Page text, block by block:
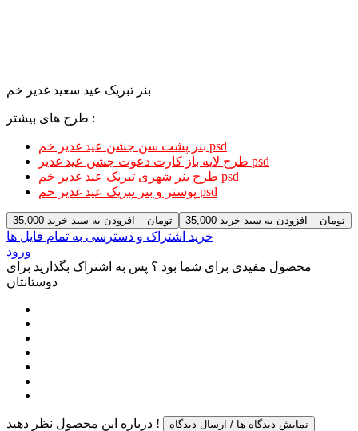
بنر تبریک عید سعید غدیر خم
طرح های بیشتر :
بنر پشت سن جشن عید غدیر خم psd
طرح لایه باز کارت دعوت جشن عید غدیر psd
طرح بنر شهری تبریک عید غدیر خم psd
پوستر و بنر تبریک عید غدیر خم psd
35,000 تومان – افزودن به سبد خرید
خرید اشتراک و دسترسی به تمام فایل ها
ورود
محصول مفیدی برای شما بود ؟ پس به اشتراک بگذارید برای
دوستانتان
درباره این محصول نظر دهید ! نمایش دیدگاه ها / ارسال دیدگاه